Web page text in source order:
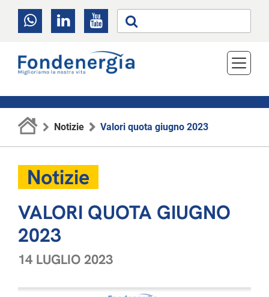
Notizie Valori quota giugno 2023
Notizie
VALORI QUOTA GIUGNO
2023
14 LUGLIO 2023